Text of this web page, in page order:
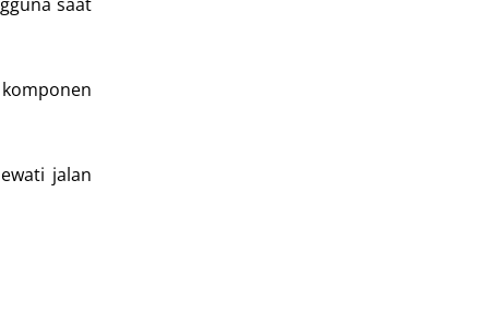
jalan